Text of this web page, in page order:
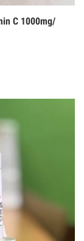
C 1000mg/